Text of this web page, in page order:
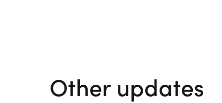
Other updates